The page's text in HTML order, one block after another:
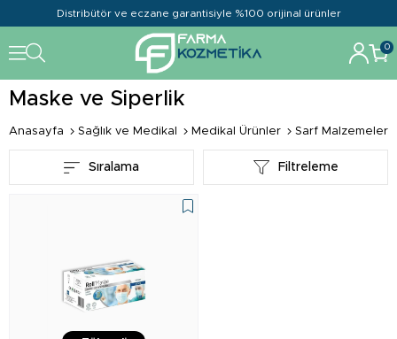
Distribütör ve eczane garantisiyle %100 orijinal ürünler
0
Maske ve Siperlik
Anasayfa Sağlık ve Medikal Medikal Ürünler Sarf Malzemeler
Filtreleme
Sıralama